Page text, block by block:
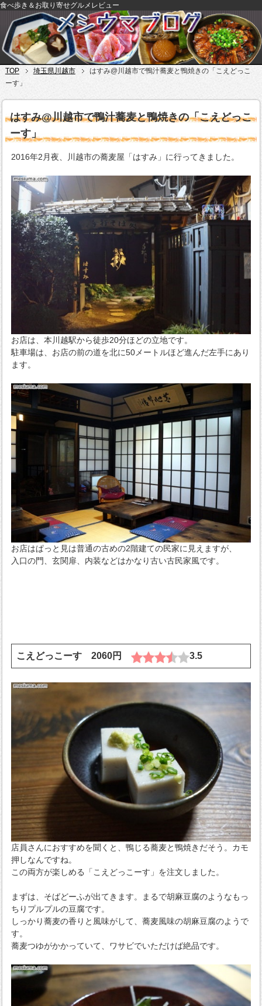
食べ歩き＆お取り寄せグルメレビュー
TOP 埼玉県川越市
はすみ@川越市で鴨汁蕎麦と鴨焼きの「こえどっこ
ーす」
はすみ@川越市で鴨汁蕎麦と鴨焼きの「こえどっこ
ーす」
2016年2月夜、川越市の蕎麦屋「はすみ」に行ってきました。
お店は、本川越駅から徒歩20分ほどの立地です。
駐車場は、お店の前の道を北に50メートルほど進んだ左手にあり
ます。
お店はぱっと見は普通の古めの2階建ての民家に見えますが、
入口の門、玄関扉、内装などはかなり古い古民家風です。
こえどっこーす 2060円 3.5
店員さんにおすすめを聞くと、鴨じる蕎麦と鴨焼きだそう。カモ
押しなんですね。
この両方が楽しめる「こえどっこーす」を注文しました。
まずは、そばどーふが出てきます。まるで胡麻豆腐のようなもっ
ちりプルプルの豆腐です。
しっかり蕎麦の香りと風味がして、蕎麦風味の胡麻豆腐のようで
す。
蕎麦つゆがかかっていて、ワサビでいただけば絶品です。